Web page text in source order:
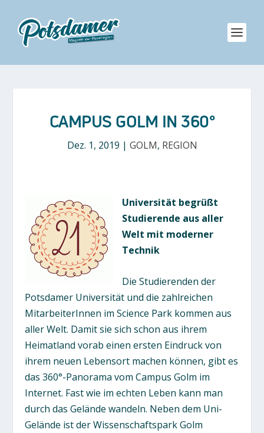
CAMPUS GOLM IN 360°
Dez. 1, 2019 | GOLM, REGION
Universität begrüßt
Studierende aus aller
Welt mit moderner
Technik
Die Studierenden der
Potsdamer Universität und die zahlreichen
MitarbeiterInnen im Science Park kommen aus
aller Welt. Damit sie sich schon aus ihrem
Heimatland vorab einen ersten Eindruck von
ihrem neuen Lebensort machen können, gibt es
das 360°-Panorama vom Campus Golm im
Internet. Fast wie im echten Leben kann man
durch das Gelände wandeln. Neben dem Uni-
Gelände ist der Wissenschaftspark Golm